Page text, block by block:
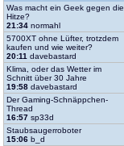
Was macht ein Geek gegen die
Hitze?
21:34 normahl
5700XT ohne Lüfter, trotzdem
kaufen und wie weiter?
20:11 davebastard
Klima, oder das Wetter im
Schnitt über 30 Jahre
19:58 davebastard
Der Gaming-Schnäppchen-
Thread
16:57 sp33d
Staubsaugerroboter
15:06 b_d